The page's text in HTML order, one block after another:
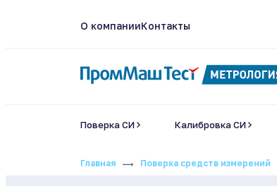
О компанииКонтакты
Поверка СИ Калибровка СИ
Главная Поверка средств измерений